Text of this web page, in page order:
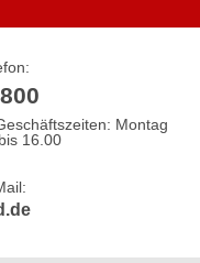
Montag
16.00